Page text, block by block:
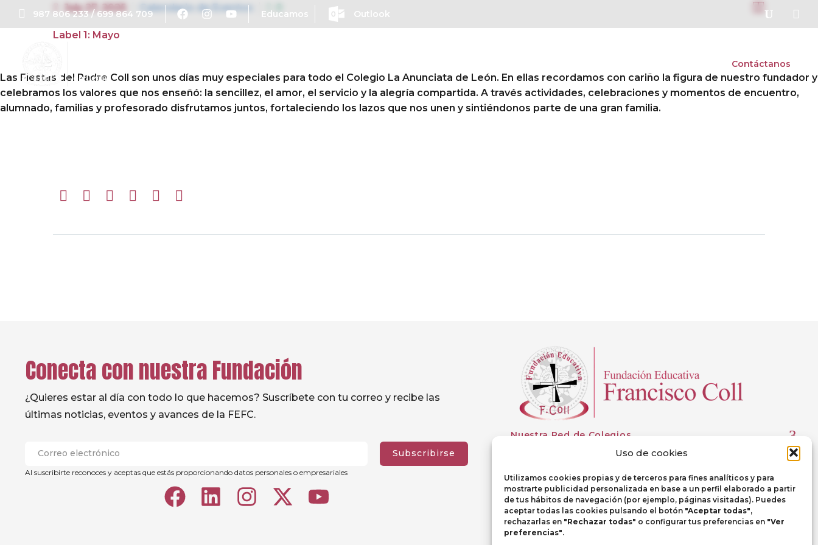
Uso de cookies
Utilizamos cookies propias y de terceros para fines analíticos y para
mostrarte publicidad personalizada en base a un perfil elaborado a partir
de tus hábitos de navegación (por ejemplo, páginas visitadas). Puedes
aceptar todas las cookies pulsando el botón "Aceptar todas",
rechazarlas en "Rechazar todas" o configurar tus preferencias en "Ver
preferencias".
987 806 233 / 699 864 709 Educamos Outlook
Contáctanos

July 27, 2025 Calendario de Eventos
Label 1: Mayo
Las Fiestas del Padre Coll son unos días muy especiales para todo el Colegio La Anunciata de León. En ellas recordamos con cariño la figura de nuestro fundador y
celebramos los valores que nos enseñó: la sencillez, el amor, el servicio y la alegría compartida. A través actividades, celebraciones y momentos de encuentro,
alumnado, familias y profesorado disfrutamos juntos, fortaleciendo los lazos que nos unen y sintiéndonos parte de una gran familia.
Conecta con nuestra Fundación
¿Quieres estar al día con todo lo que hacemos? Suscríbete con tu correo y recibe las
últimas noticias, eventos y avances de la FEFC.
Subscribirse
Al suscribirte reconoces y aceptas que estás proporcionando datos personales o empresariales
Nuestra Red de Colegios